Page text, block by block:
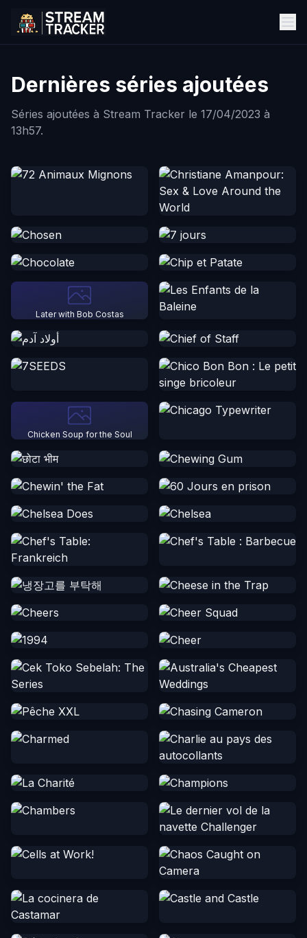
Dernières séries ajoutées
Séries ajoutées à Stream Tracker le 17/04/2023 à
13h57.
Later with Bob Costas
Chicken Soup for the Soul